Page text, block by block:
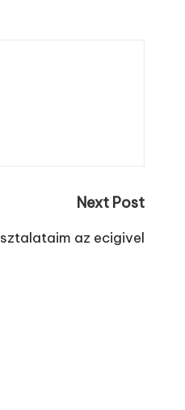
Next Post
az ecigivel